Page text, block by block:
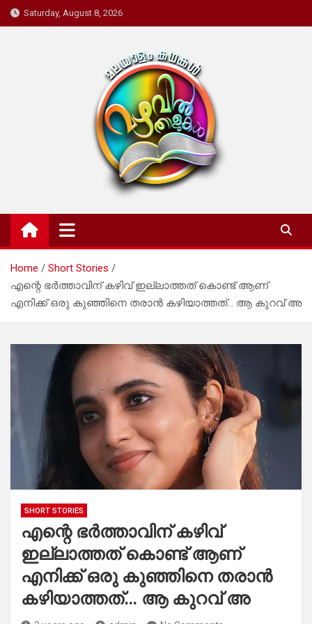
Skip
to
Saturday, August 8, 2026
Mazhavil Thalukal
Malayalam Kadhakal
Home
Short Stories
എന്റെ ഭർത്താവിന് കഴിവ് ഇല്ലാത്തത് കൊണ്ട് ആണ്
എനിക്ക് ഒരു കുഞ്ഞിനെ തരാൻ കഴിയാത്തത്… ആ കുറവ് അ
SHORT STORIES
എന്റെ ഭർത്താവിന് കഴിവ്
ഇല്ലാത്തത് കൊണ്ട് ആണ്
എനിക്ക് ഒരു കുഞ്ഞിനെ തരാൻ
കഴിയാത്തത്… ആ കുറവ് അ